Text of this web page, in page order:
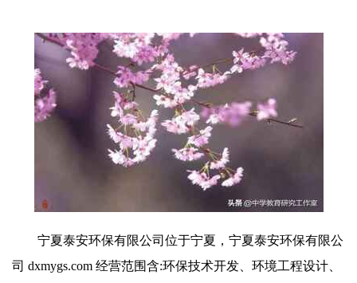
宁夏泰安环保有限公司位于宁夏，宁夏泰安环保有限公
司 dxmygs.com 经营范围含:环保技术开发、环境工程设计、